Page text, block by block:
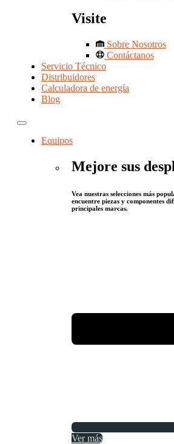
Visite
Sobre Nosotros
Contáctanos
Servicio Técnico
Distribuidores
Calculadora de energía
Blog
Equipos
Mejore sus
Vea nuestras selecciones más
encuentre piezas y componentes
principales marcas.
Ver más